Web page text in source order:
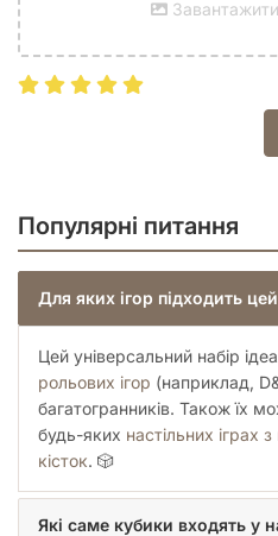
Популярні питання
Для яких ігор підходить
Цей універсальний набір
рольових ігор (наприклад,
багатогранників. Також їх
будь-яких настільних іграх
кісток. 🎲
Які саме кубики входять у